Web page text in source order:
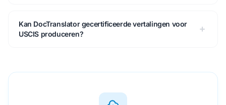
Kan DocTranslator gecertificeerde vertalingen voor
USCIS produceren?